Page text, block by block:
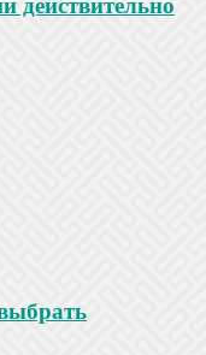
действительно